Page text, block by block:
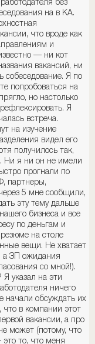
без
на в КА.
что вроде как
и
— ни кот
вакансий, ни
собеседование. Я по
попробоваться на
но настолько
Я
встреча.
на изучение
видел его
получилось так,
Ни я ни он не имели
прогнали по
партнеры,
5 мне сообщили,
эту тему дальше
бизнеса и все
по деньгам и
на столе
вещи. Не хватает
а ЗП ожидания
со мной!).
указал на эти
ничего
начали обсуждать их
в компании этот
вакансии, а про
может (потому, что
это то, что меня